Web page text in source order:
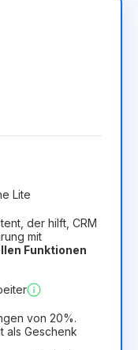
Lite
der hilft, CRM
mit
Funktionen
von 20%.
als Geschenk